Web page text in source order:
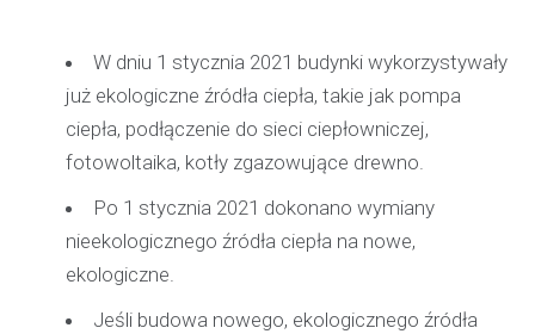
W dniu 1 stycznia 2021 budynki wykorzystywały
już ekologiczne źródła ciepła, takie jak pompa
ciepła, podłączenie do sieci ciepłowniczej,
fotowoltaika, kotły zgazowujące drewno.
Po 1 stycznia 2021 dokonano wymiany
nieekologicznego źródła ciepła na nowe,
ekologiczne.
Jeśli budowa nowego, ekologicznego źródła